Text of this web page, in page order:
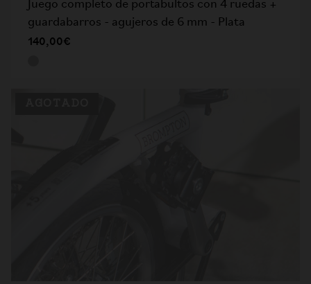
Juego completo de portabultos con 4 ruedas +
guardabarros - agujeros de 6 mm - Plata
140,00€